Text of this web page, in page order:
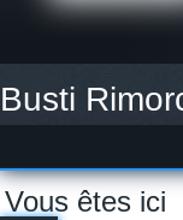
Busti
Vous êtes ici